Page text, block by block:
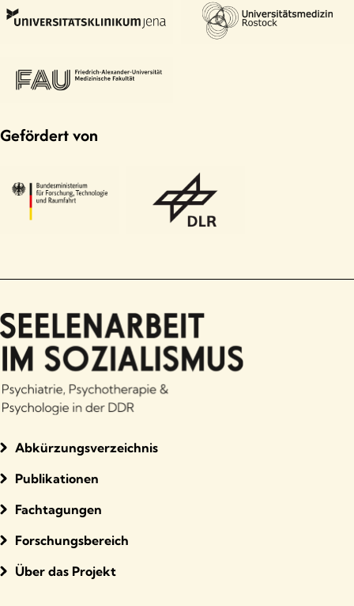
Gefördert von
Abkürzungsverzeichnis
Publikationen
Fachtagungen
Forschungsbereich
Über das Projekt